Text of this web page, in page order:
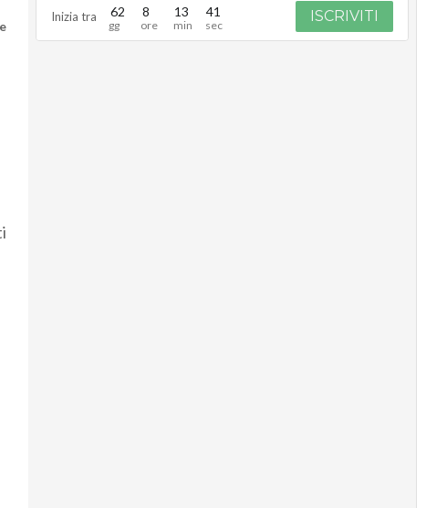
Inizia tra 62 8 13 40 ISCRIVITI